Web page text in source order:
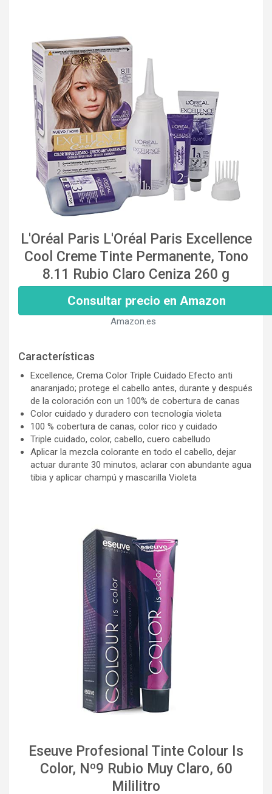
L'Oréal Paris L'Oréal Paris Excellence
Cool Creme Tinte Permanente, Tono
8.11 Rubio Claro Ceniza 260 g
Consultar precio en Amazon
Amazon.es
Características
Excellence, Crema Color Triple Cuidado Efecto anti
anaranjado; protege el cabello antes, durante y después
de la coloración con un 100% de cobertura de canas
Color cuidado y duradero con tecnología violeta
100 % cobertura de canas, color rico y cuidado
Triple cuidado, color, cabello, cuero cabelludo
Aplicar la mezcla colorante en todo el cabello, dejar
actuar durante 30 minutos, aclarar con abundante agua
tibia y aplicar champú y mascarilla Violeta
Eseuve Profesional Tinte Colour Is
Color, Nº9 Rubio Muy Claro, 60
Mililitro